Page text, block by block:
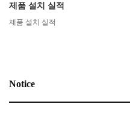
제품 설치 실적
제품 설치 실적
Notice